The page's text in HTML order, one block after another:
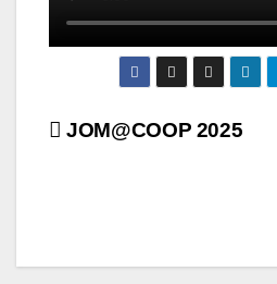
Post
JOM@COOP 2025